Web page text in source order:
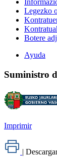
Legezko
Botere
Ayuda
Suministro
Imprimir
|